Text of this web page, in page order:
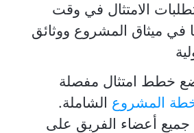
الامتثال في وقت
في ميثاق المشروع ووثائق
خطط امتثال مفصلة
المشروع الشاملة.
جميع أعضاء الفريق على